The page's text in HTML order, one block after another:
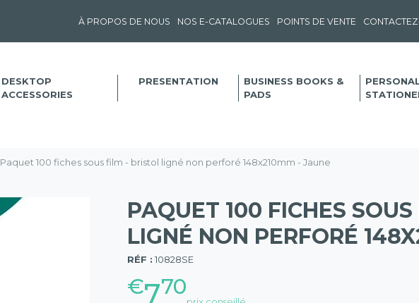
À PROPOS DE NOUS NOS E-CATALOGUES POINTS DE VENTE
DESKTOP
ACCESSORIES
PRESENTATION
BUSINESS BOOKS &
PADS
Paquet 100 fiches sous film - bristol ligné non perforé 148x210mm - Jaune
PAQUET 100 FICHES
LIGNÉ NON PERFORÉ
RÉF : 10828SE
€770
(57)